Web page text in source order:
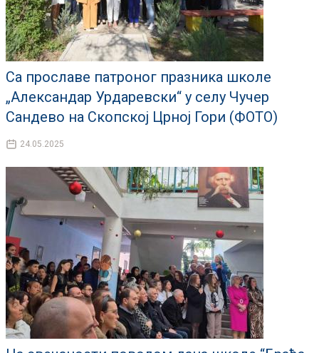
Са прославе патроног празника школе
„Александар Урдаревски“ у селу Чучер
Сандево на Скопској Црној Гори (ФОТО)
24.05.2025